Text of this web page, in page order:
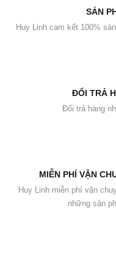
SẢN
Huy Linh cam kết 100%
ĐỔI TRẢ
Đổi trả hàng
MIỄN PHÍ VẬN
Huy Linh miễn phí vận
những sản